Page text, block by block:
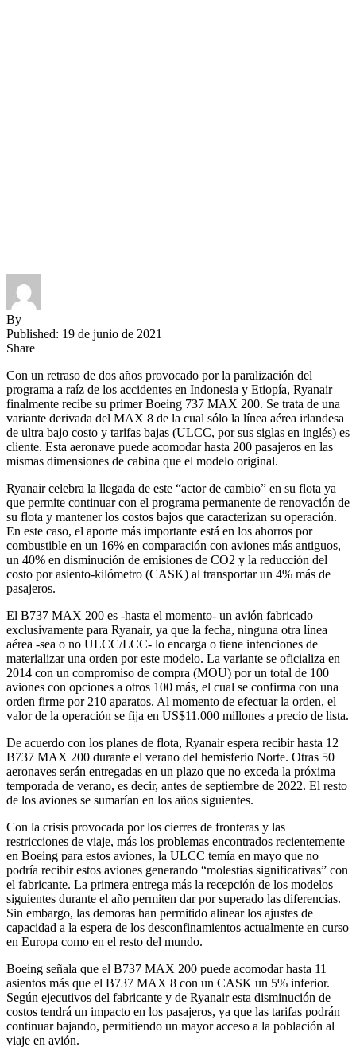
By
Published: 19 de junio de 2021
Share
Con un retraso de dos años provocado por la paralización del
programa a raíz de los accidentes en Indonesia y Etiopía, Ryanair
finalmente recibe su primer Boeing 737 MAX 200. Se trata de una
variante derivada del MAX 8 de la cual sólo la línea aérea irlandesa
de ultra bajo costo y tarifas bajas (ULCC, por sus siglas en inglés) es
cliente. Esta aeronave puede acomodar hasta 200 pasajeros en las
mismas dimensiones de cabina que el modelo original.
Ryanair celebra la llegada de este “actor de cambio” en su flota ya
que permite continuar con el programa permanente de renovación de
su flota y mantener los costos bajos que caracterizan su operación.
En este caso, el aporte más importante está en los ahorros por
combustible en un 16% en comparación con aviones más antiguos,
un 40% en disminución de emisiones de CO2 y la reducción del
costo por asiento-kilómetro (CASK) al transportar un 4% más de
pasajeros.
El B737 MAX 200 es -hasta el momento- un avión fabricado
exclusivamente para Ryanair, ya que la fecha, ninguna otra línea
aérea -sea o no ULCC/LCC- lo encarga o tiene intenciones de
materializar una orden por este modelo. La variante se oficializa en
2014 con un compromiso de compra (MOU) por un total de 100
aviones con opciones a otros 100 más, el cual se confirma con una
orden firme por 210 aparatos. Al momento de efectuar la orden, el
valor de la operación se fija en US$11.000 millones a precio de lista.
De acuerdo con los planes de flota, Ryanair espera recibir hasta 12
B737 MAX 200 durante el verano del hemisferio Norte. Otras 50
aeronaves serán entregadas en un plazo que no exceda la próxima
temporada de verano, es decir, antes de septiembre de 2022. El resto
de los aviones se sumarían en los años siguientes.
Con la crisis provocada por los cierres de fronteras y las
restricciones de viaje, más los problemas encontrados recientemente
en Boeing para estos aviones, la ULCC temía en mayo que no
podría recibir estos aviones generando “molestias significativas” con
el fabricante. La primera entrega más la recepción de los modelos
siguientes durante el año permiten dar por superado las diferencias.
Sin embargo, las demoras han permitido alinear los ajustes de
capacidad a la espera de los desconfinamientos actualmente en curso
en Europa como en el resto del mundo.
Boeing señala que el B737 MAX 200 puede acomodar hasta 11
asientos más que el B737 MAX 8 con un CASK un 5% inferior.
Según ejecutivos del fabricante y de Ryanair esta disminución de
costos tendrá un impacto en los pasajeros, ya que las tarifas podrán
continuar bajando, permitiendo un mayor acceso a la población al
viaje en avión.